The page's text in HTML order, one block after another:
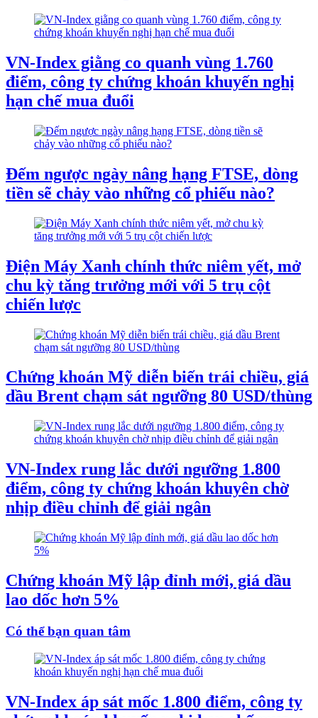
VN-Index giằng co quanh vùng 1.760
điểm, công ty chứng khoán khuyến nghị
hạn chế mua đuổi
Đếm ngược ngày nâng hạng FTSE, dòng
tiền sẽ chảy vào những cổ phiếu nào?
Điện Máy Xanh chính thức niêm yết, mở
chu kỳ tăng trưởng mới với 5 trụ cột
chiến lược
Chứng khoán Mỹ diễn biến trái chiều, giá
dầu Brent chạm sát ngưỡng 80 USD/thùng
VN-Index rung lắc dưới ngưỡng 1.800
điểm, công ty chứng khoán khuyên chờ
nhịp điều chỉnh để giải ngân
Chứng khoán Mỹ lập đỉnh mới, giá dầu
lao dốc hơn 5%
Có thể bạn quan tâm
VN-Index áp sát mốc 1.800 điểm, công ty